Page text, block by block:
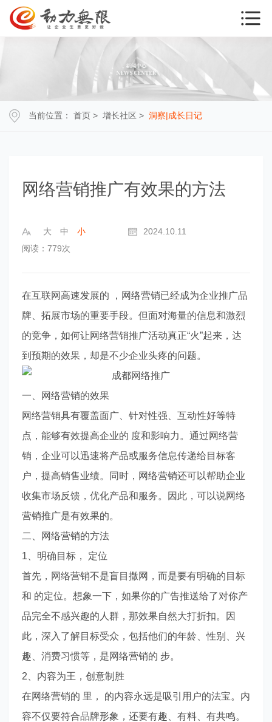
当前位置： 首页 > 增长社区 > 洞察|成长日记
网络营销推广有效果的方法
大 中 小
2024.10.11
阅读：779次
在互联网高速发展的 ，网络营销已经成为企业推广品
牌、拓展市场的重要手段。但面对海量的信息和激烈
的竞争，如何让网络营销推广活动真正“火”起来，达
到预期的效果，却是不少企业头疼的问题。
一、网络营销的效果
网络营销具有覆盖面广、针对性强、互动性好等特
点，能够有效提高企业的 度和影响力。通过网络营
销，企业可以迅速将产品或服务信息传递给目标客
户，提高销售业绩。同时，网络营销还可以帮助企业
收集市场反馈，优化产品和服务。因此，可以说网络
营销推广是有效果的。
二、网络营销的方法
1、明确目标， 定位
首先，网络营销不是盲目撒网，而是要有明确的目标
和 的定位。想象一下，如果你的广告推送给了对你产
品完全不感兴趣的人群，那效果自然大打折扣。因
此，深入了解目标受众，包括他们的年龄、性别、兴
趣、消费习惯等，是网络营销的 步。
2、内容为王，创意制胜
在网络营销的 里， 的内容永远是吸引用户的法宝。内
容不仅要符合品牌形象，还要有趣、有料、有共鸣。